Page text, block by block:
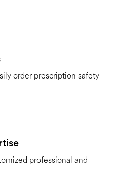
order prescription safety
professional and